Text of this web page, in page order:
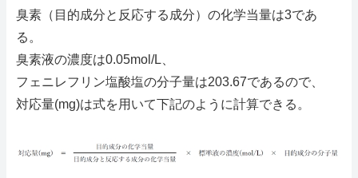
臭素（目的成分と反応する成分）の化学当量は3であ
る。
臭素液の濃度は0.05mol/L、
フェニレフリン塩酸塩の分子量は203.67であるので、
対応量(mg)は式を用いて下記のように計算できる。